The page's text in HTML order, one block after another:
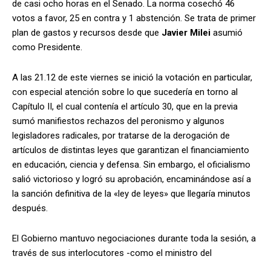
de casi ocho horas en el Senado. La norma cosechó 46
votos a favor, 25 en contra y 1 abstención. Se trata de primer
plan de gastos y recursos desde que Javier Milei asumió
como Presidente.
A las 21.12 de este viernes se inició la votación en particular,
con especial atención sobre lo que sucedería en torno al
Capítulo II, el cual contenía el artículo 30, que en la previa
sumó manifiestos rechazos del peronismo y algunos
legisladores radicales, por tratarse de la derogación de
artículos de distintas leyes que garantizan el financiamiento
en educación, ciencia y defensa. Sin embargo, el oficialismo
salió victorioso y logró su aprobación, encaminándose así a
la sanción definitiva de la «ley de leyes» que llegaría minutos
después.
El Gobierno mantuvo negociaciones durante toda la sesión, a
través de sus interlocutores -como el ministro del